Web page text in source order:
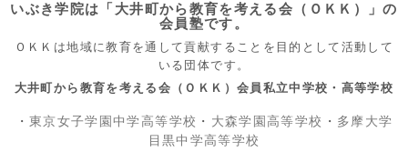
いぶき学院は「大井町から教育を考える会（ＯＫＫ）」の
会員塾です。
ＯＫＫは地域に教育を通して貢献することを目的として活動して
いる団体です。
大井町から教育を考える会（ＯＫＫ）会員私立中学校・高等学校
・ 東京女子学園中学高等学校 ・ 大森学園高等学校 ・ 多摩大学
目黒中学高等学校